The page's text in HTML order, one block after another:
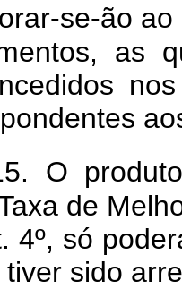
se-ão ao
as
O
de
4º, só
sido